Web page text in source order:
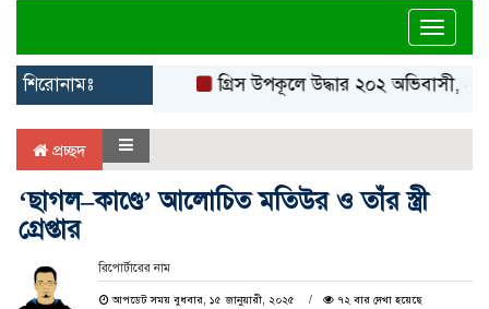
শিরোনামঃ গ্রিস উপকূলে উদ্ধার ২০২ অভিবাসী,
প্রচ্ছদ
‘ছাগল–কাণ্ডে’ আলোচিত মতিউর ও তাঁর স্ত্রী
গ্রেপ্তার
রিপোর্টারের নাম
আপডেট সময় বুধবার, ১৫ জানুয়ারী, ২০২৫ ৭২ বার দেখা হয়েছে